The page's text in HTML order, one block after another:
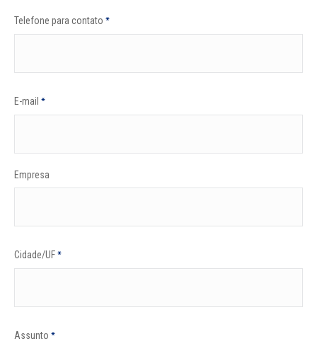
Telefone para contato *
E-mail *
Empresa
Cidade/UF *
Assunto *